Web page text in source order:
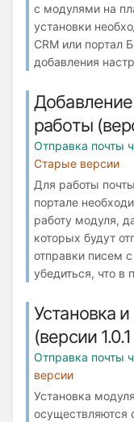
с модулями на
установки
СRM или портал
добавления
работы
Отправка почты
Старые версии
Для работы
портале
работу модуля,
которых будут
отправки писем
убедиться, что в
Установка
(версии
Отправка почты
версии
Установка
осуществляются